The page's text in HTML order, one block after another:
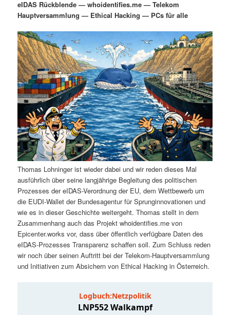
m
ä
r
e
n
I
n
h
a
l
t
s
u
n
d
ä
r
e
n
I
n
h
a
s
n
a
v
i
g
a
t
i
o
n
eIDAS Rückblende — whoidentifies.me — Telekom
Hauptversammlung — Ethical Hacking — PCs für alle
Thomas Lohninger ist wieder dabei und wir reden dieses Mal
ausführlich über seine langjährige Begleitung des politischen
Prozesses der eIDAS-Verordnung der EU, dem Wettbewerb um
die EUDI-Wallet der Bundesagentur für Sprunginnovationen und
wie es in dieser Geschichte weitergeht. Thomas stellt in dem
Zusammenhang auch das Projekt whoidentifies.me von
Epicenter.works vor, dass über öffentlich verfügbare Daten des
eIDAS-Prozesses Transparenz schaffen soll. Zum Schluss reden
wir noch über seinen Auftritt bei der Telekom-Hauptversammlung
und Initiativen zum Absichern von Ethical Hacking in Österreich.